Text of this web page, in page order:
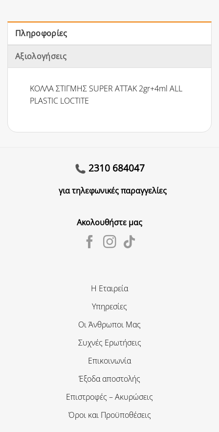
Πληροφορίες
Αξιολογήσεις
ΚΟΛΛΑ ΣΤΙΓΜΗΣ SUPER ATTAK 2gr+4ml ALL
PLASTIC LOCTITE
2310 684047
για τηλεφωνικές παραγγελίες
Ακολουθήστε μας
Η Εταιρεία
Υπηρεσίες
Οι Άνθρωποι Μας
Συχνές Ερωτήσεις
Επικοινωνία
Έξοδα αποστολής
Επιστροφές – Ακυρώσεις
Όροι και Προϋποθέσεις